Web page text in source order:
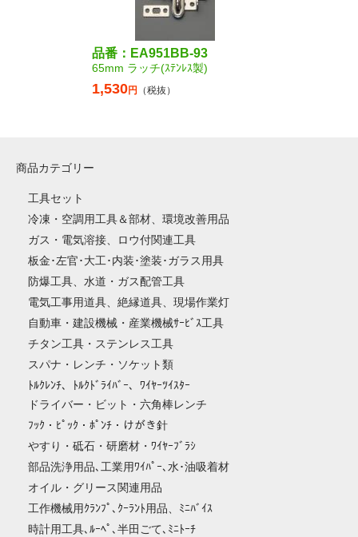
品番：EA951BB-93
65mm ラッチ(ｽﾃﾝﾚｽ製)
1,530円 （税抜）
商品カテゴリー
工具セット
冷凍・空調用工具＆部材、環境改善用品
ガス・電気溶接、ロウ付関連工具
板金･左官･大工･内装･塗装･ガラス用具
防爆工具、水道・ガス配管工具
電気工事用道具、絶縁道具、現場作業灯
自動車・建設機械・産業機械ｻｰﾋﾞｽ工具
チタン工具・ステンレス工具
スパナ・レンチ・ソケット類
ﾄﾙｸﾚﾝﾁ、ﾄﾙｸﾄﾞﾗｲﾊﾞｰ、ﾜｲﾔｰﾂｲｽﾀｰ
ドライバー・ビット・六角棒レンチ
ﾌｯｸ・ﾋﾟｯｸ・ﾎﾟﾝﾁ・けがき針
やすり・砥石・研磨材・ﾜｲﾔｰﾌﾞﾗｼ
部品洗浄用品､工業用ﾜｲﾊﾟｰ､水･油吸着材
オイル・グリース関連用品
工作機械用ｸﾗﾝﾌﾟ､ｸｰﾗﾝﾄ用品、ﾐﾆﾊﾞｲｽ
時計用工具､ﾙｰﾍﾟ､半田ごて､ﾐﾆﾄｰﾁ